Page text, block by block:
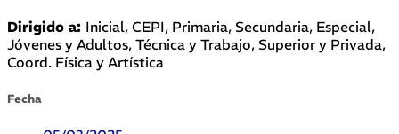
Dirigido a: Inicial, CEPI, Primaria, Secundaria, Especial,
Jóvenes y Adultos, Técnica y Trabajo, Superior y Privada,
Coord. Física y Artística
Fecha